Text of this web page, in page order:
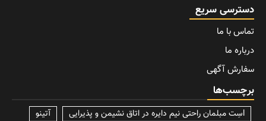
دسترسی سریع
تماس با ما
درباره ما
سفارش آگهی
برچسب‌ها
lسِت مبلمان راحتی نیم دایره در اتاق نشیمن و پذیرایی
آتینو